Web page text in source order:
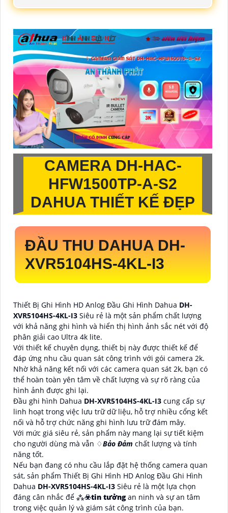
CAMERA DH-HAC-
HFW1500TP-A-S2
DAHUA THIẾT KẾ ĐẸP
ĐẦU THU DAHUA DH-
XVR5104HS-4KL-I3
Thiết Bị Ghi Hình HD Anlog Đầu Ghi Hình Dahua DH-
XVR5104HS-4KL-I3 Siêu rẻ là một sản phẩm chất lượng
với khả năng ghi hình và hiển thị hình ảnh sắc nét với độ
phân giải cao Ultra 4k lite.
Với thiết kế chuyên dụng, thiết bị này được thiết kế để
đáp ứng nhu cầu quan sát công trình với gói camera 2k.
Nhờ khả năng kết nối với các camera quan sát 2k, bạn có
thể hoàn toàn yên tâm về chất lượng và sự rõ ràng của
hình ảnh được ghi lại.
Đầu ghi hình Dahua DH-XVR5104HS-4KL-I3 cung cấp sự
linh hoạt trong việc lưu trữ dữ liệu, hỗ trợ nhiều cổng kết
nối và hỗ trợ chức năng ghi hình lưu trữ đám mây.
Với mức giá siêu rẻ, sản phẩm này mang lại sự tiết kiệm
cho người dùng mà vẫn ♢Bảo Đảm chất lượng và tính
năng tốt.
Nếu bạn đang có nhu cầu lắp đặt hệ thống camera quan
sát, sản phẩm Thiết Bị Ghi Hình HD Anlog Đầu Ghi Hình
Dahua DH-XVR5104HS-4KL-I3 Siêu rẻ là một lựa chọn
đáng cân nhắc để ⁂☣️tin tưởng an ninh và sự an tâm
trong việc quản lý và giám sát công trình của bạn.